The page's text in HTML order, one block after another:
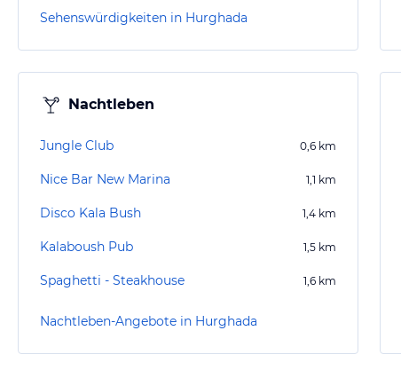
Sehenswürdigkeiten in Hurghada
Nachtleben
Jungle Club 0,6 km
Nice Bar New Marina 1,1 km
Disco Kala Bush 1,4 km
Kalaboush Pub 1,5 km
Spaghetti - Steakhouse 1,6 km
Nachtleben-Angebote in Hurghada